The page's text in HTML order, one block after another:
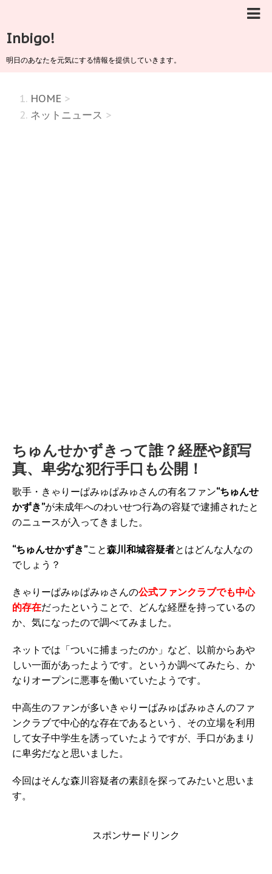
Inbigo!
明日のあなたを元気にする情報を提供していきます。
HOME >
ネットニュース >
ちゅんせかずきって誰？経歴や顔写
真、卑劣な犯行手口も公開！
歌手・きゃりーぱみゅぱみゅさんの有名ファン“ちゅんせ
かずき”が未成年へのわいせつ行為の容疑で逮捕されたと
のニュースが入ってきました。
“ちゅんせかずき”こと森川和城容疑者とはどんな人なの
でしょう？
きゃりーぱみゅぱみゅさんの公式ファンクラブでも中心
的存在だったということで、どんな経歴を持っているの
か、気になったので調べてみました。
ネットでは「ついに捕まったのか」など、以前からあや
しい一面があったようです。というか調べてみたら、か
なりオープンに悪事を働いていたようです。
中高生のファンが多いきゃりーぱみゅぱみゅさんのファ
ンクラブで中心的な存在であるという、その立場を利用
して女子中学生を誘っていたようですが、手口があまり
に卑劣だなと思いました。
今回はそんな森川容疑者の素顔を探ってみたいと思いま
す。
スポンサードリンク